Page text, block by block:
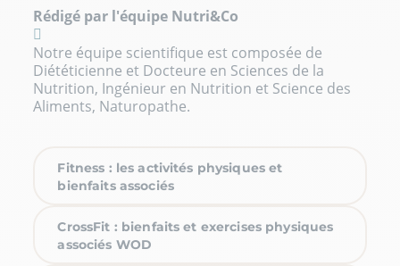
Rédigé par l'équipe Nutri&Co
Notre équipe scientifique est composée de
Diététicienne et Docteure en Sciences de la
Nutrition, Ingénieur en Nutrition et Science des
Aliments, Naturopathe.
Fitness : les activités physiques et
bienfaits associés
CrossFit : bienfaits et exercises physiques
associés WOD